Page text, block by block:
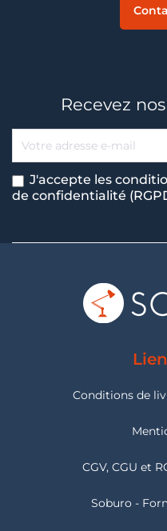
Recevez
J'accepte les
de confidentialité
Conditions de
CGV, CGU et
Soburo -